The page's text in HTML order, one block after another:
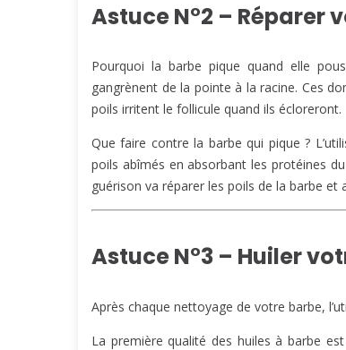
Astuce N°2 – Réparer
Pourquoi la barbe pique quand elle
gangrènent de la pointe à la racine. Ces
poils irritent le follicule quand ils écloreront.
Que faire contre la barbe qui pique ?
poils abîmés en absorbant les protéines
guérison va réparer les poils de la barbe et
Astuce N°3 – Huiler
Après chaque nettoyage de votre barbe,
La première qualité des huiles à barbe